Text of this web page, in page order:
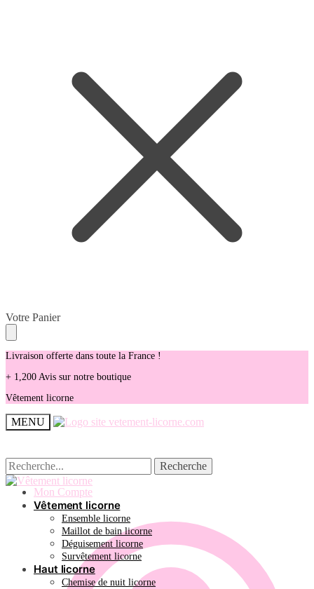
Skip
to
navigation
Skip
to
content
Votre Panier
Livraison offerte dans toute la France !
+ 1,200 Avis sur notre boutique
Vêtement licorne
MENU
Recherche
pour :
Recherche
Mon Compte
Recherche
pour :
Recherche
Vêtement licorne
Ensemble licorne
Maillot de bain licorne
Déguisement licorne
Survêtement licorne
Haut licorne
Chemise de nuit licorne